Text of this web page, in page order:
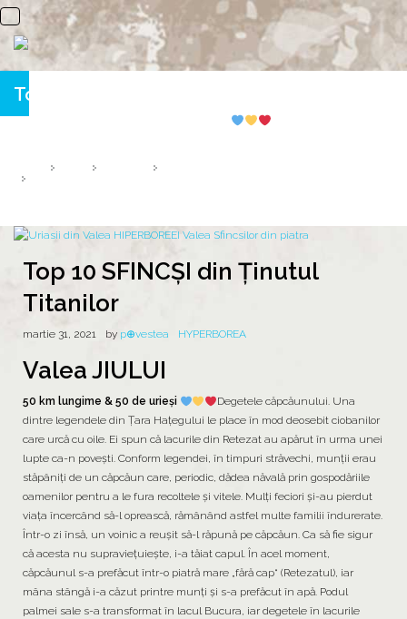
Top 10 SFINCȘI din Ținutul Titanilor
Top 10 SFINCȘI din Ținutul
Titanilor
martie 31, 2021 by p⊕vestea HYPERBOREA
Valea JIULUI
50 km lungime & 50 de urieși
Degetele căpcăunului. Una
dintre legendele din Țara Haţegului le place în mod deosebit ciobanilor
care urcă cu oile. Ei spun că lacurile din Retezat au apărut în urma unei
lupte ca-n poveşti. Conform legendei, în timpuri străvechi, munţii erau
stăpâniţi de un căpcăun care, periodic, dădea năvală prin gospodăriile
oamenilor pentru a le fura recoltele şi vitele. Mulţi feciori şi-au pierdut
viaţa încercând să-l oprească, rămânând astfel multe familii îndurerate.
Într-o zi însă, un voinic a reuşit să-l răpună pe căpcăun. Ca să fie sigur
că acesta nu supravieţuieşte, i-a tăiat capul. În acel moment,
căpcăunul s-a prefăcut într-o piatră mare „fără cap“ (Retezatul), iar
mâna stângă i-a căzut printre munţi şi s-a prefăcut în apă. Podul
palmei sale s-a transformat în lacul Bucura, iar degetele în lacurile